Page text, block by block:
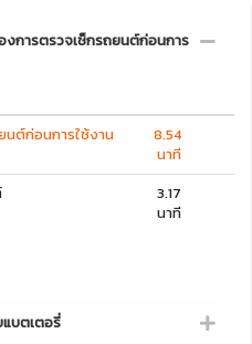
การตรวจเช็กรถยนต์ก่อนการ
ต์ก่อนการใช้งาน
8.54
นาที
3.17
นาที
บตเตอรี่